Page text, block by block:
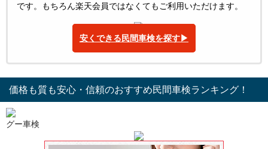
です。もちろん楽天会員ではなくてもご利用いただけます。
安くできる民間車検を探す▶︎
価格も質も安心・信頼のおすすめ民間車検ランキング！
グー車検